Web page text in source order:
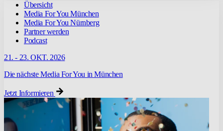
Übersicht
Media For You München
Media For You Nürnberg
Partner werden
Podcast
21. - 23. OKT. 2026
Die nächste Media For You in München
Jetzt Informieren